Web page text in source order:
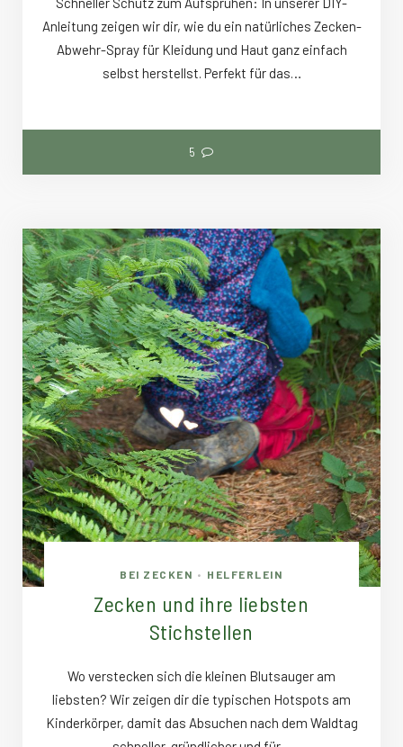
Anleitung zeigen wir dir, wie du ein natürliches Zecken-
Abwehr-Spray für Kleidung und Haut ganz einfach
selbst herstellst. Perfekt für das…
5
BEI ZECKEN • HELFERLEIN
Zecken und ihre liebsten
Stichstellen
Wo verstecken sich die kleinen Blutsauger am
liebsten? Wir zeigen dir die typischen Hotspots am
Kinderkörper, damit das Absuchen nach dem Waldtag